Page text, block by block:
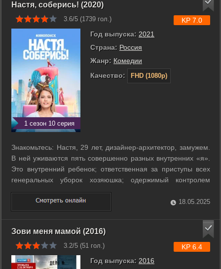
Настя, соберись! (2020)
3.6/5 (1739 гол.)
1 сезон 10 серия
Год выпуска: 2021
Страна: Россия
Жанр: Комедии
Качество:
FHD (1080p)
KP 7.0
Знакомьтесь: Настя, 29 лет, дизайнер-архитектор, замужем.
В ней уживаются пять совершенно разных внутренних «я».
Это внутренний ребенок; ответственная за приступы всех
генеральных уборок хозяюшка; одержимый контролем
требовательный родитель; богиня удовольствий и
самоуверенная, дерзкая карьеристка. У каждой из них - свои
интересы и представления о ...
18.05.2025
Зови меня мамой (2016)
3.2/5 (51 гол.)
Год выпуска: 2016
KP 6.4